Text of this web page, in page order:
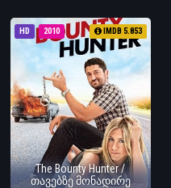
HD 2010 IMDB 5.853
The Bounty Hunter /
თავებზე მონადირე